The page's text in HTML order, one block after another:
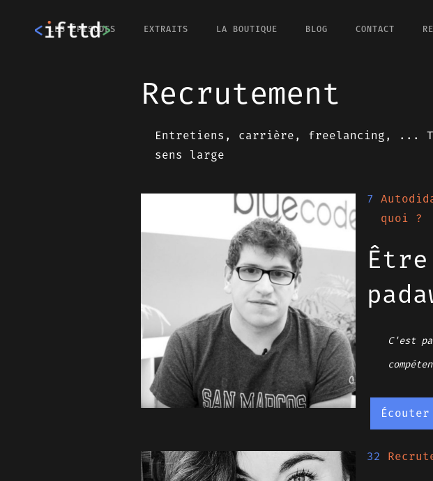
LES ÉPISODES EXTRAITS LA BOUTIQUE BLOG CONTACT
Recrutement
Entretiens, carrière, freelancing, ...
sens large
7
quoi ?
C'est
32